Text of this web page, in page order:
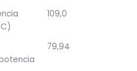
109,0
79,94